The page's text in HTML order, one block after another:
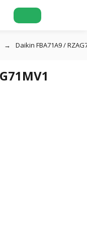
Daikin FBA71A9 /